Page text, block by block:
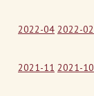
2022-04 2022-02
2021-11 2021-10